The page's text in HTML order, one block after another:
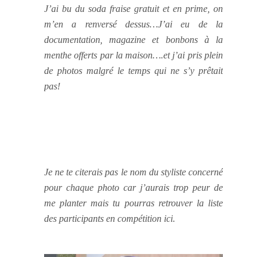
J’ai bu du soda fraise gratuit et en prime, on
m’en a renversé dessus…J’ai eu de la
documentation, magazine et bonbons à la
menthe offerts par la maison….et j’ai pris plein
de photos malgré le temps qui ne s’y prêtait
pas!
Je ne te citerais pas le nom du styliste concerné
pour chaque photo car j’aurais trop peur de
me planter mais tu pourras retrouver la liste
des participants en compétition ici.